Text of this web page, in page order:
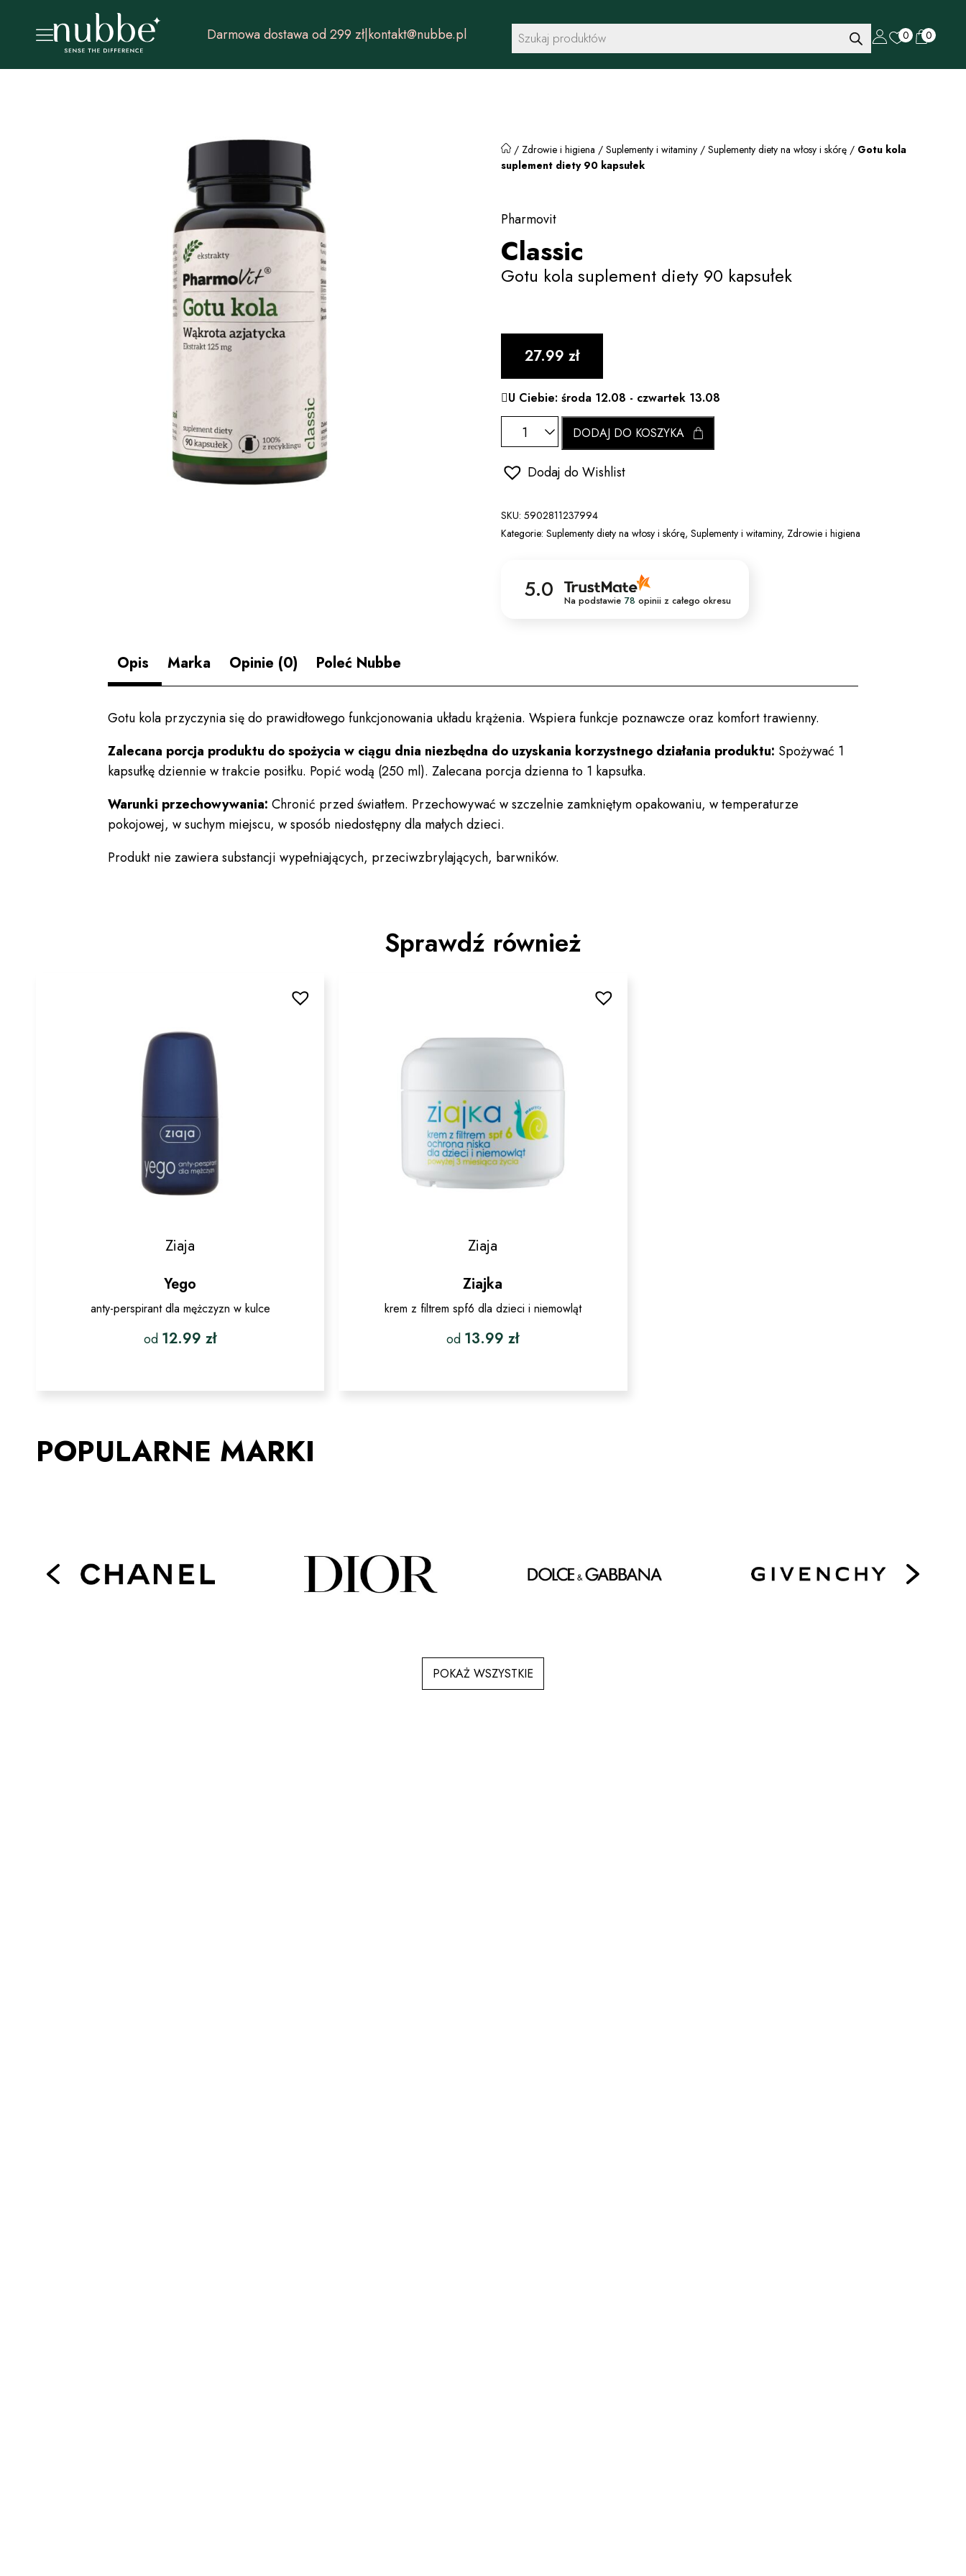
Darmowa dostawa od 299 zł|kontakt@nubbe.pl Wyszukiwarka
produktów 0 0
/ Zdrowie i higiena / Suplementy i witaminy/ Suplementy diety na włosy i skórę/ Gotu kola
suplement diety 90 kapsułek
Pharmovit
Classic
Gotu kola suplement diety 90 kapsułek
27.99 zł
U Ciebie: środa 12.08 - czwartek 13.08
DODAJ DO KOSZYKA
Dodaj do Wishlist
SKU: 5902811237994
Kategorie: Suplementy diety na włosy i skórę, Suplementy i witaminy, Zdrowie i higiena
5.0 Na podstawie 78 opiniiz całego okresu
Opis Marka Opinie (0) Poleć Nubbe
Gotu kola przyczynia się do prawidłowego funkcjonowania układu krążenia. Wspiera funkcje poznawcze oraz komfort trawienny.
Zalecana porcja produktu do spożycia w ciągu dnia niezbędna do uzyskania korzystnego działania produktu: Spożywać 1
kapsułkę dziennie w trakcie posiłku. Popić wodą (250 ml). Zalecana porcja dzienna to 1 kapsułka.
Warunki przechowywania: Chronić przed światłem. Przechowywać w szczelnie zamkniętym opakowaniu, w temperaturze
pokojowej, w suchym miejscu, w sposób niedostępny dla małych dzieci.
Produkt nie zawiera substancji wypełniających, przeciwzbrylających, barwników.
Sprawdź również
Ziaja
Yego
anty-perspirant dla mężczyzn w kulce
od 12.99zł
Opcje
można
Ziaja
Ziajka
krem z filtrem spf6 dla dzieci i niemowląt
od 13.99zł
POPULARNE MARKI
POKAŻ WSZYSTKIE